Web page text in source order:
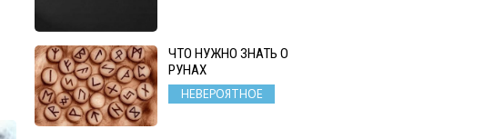
ЧТО НУЖНО ЗНАТЬ О
РУНАХ
НЕВЕРОЯТНОЕ